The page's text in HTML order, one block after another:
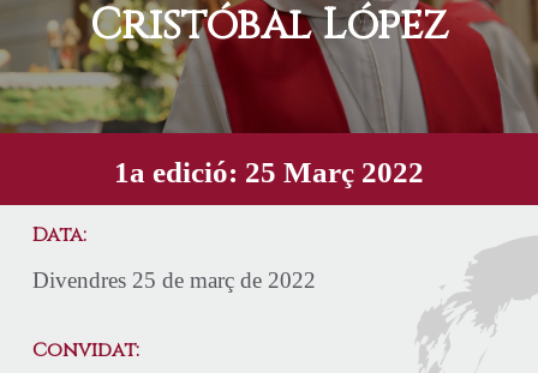
Cristóbal López
1a edició: 25 Març 2022
Data:
Divendres 25 de març de 2022
Convidat: